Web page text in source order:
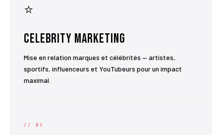
⭐
Celebrity Marketing
Mise en relation marques et célébrités — artistes,
sportifs, influenceurs et YouTubeurs pour un impact
maximal.
// 03